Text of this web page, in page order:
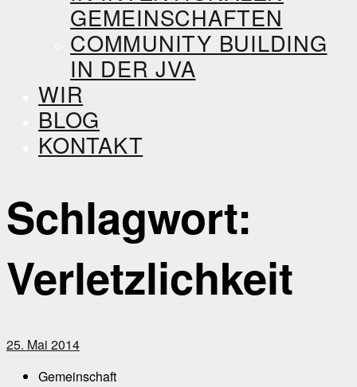
GEMEINSCHAFTEN
COMMUNITY BUILDING
IN DER JVA
WIR
BLOG
KONTAKT
Schlagwort:
Verletzlichkeit
25. Mai 2014
Gemeinschaft